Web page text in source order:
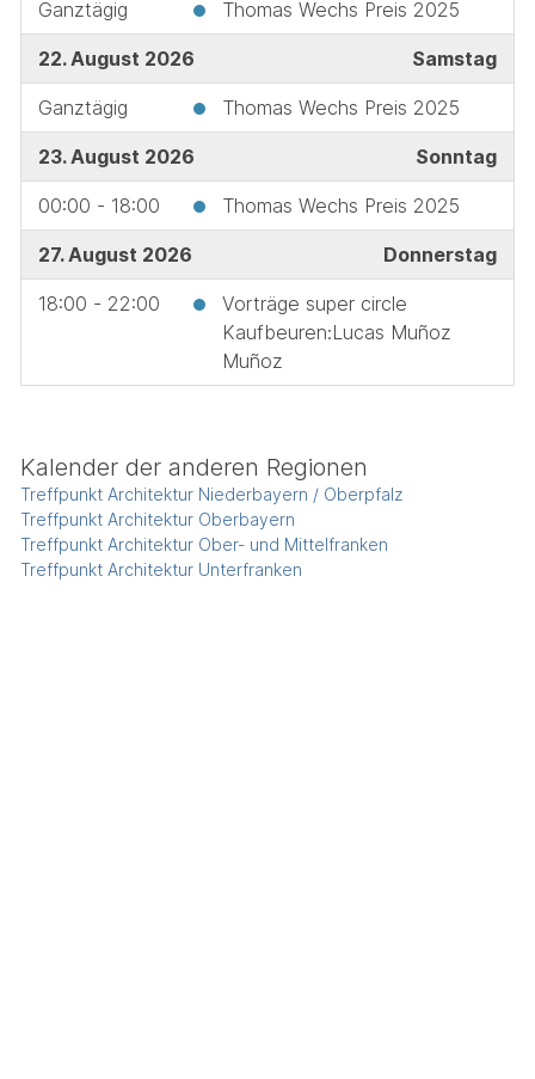
Ganztägig Thomas Wechs Preis 2025
22. August 2026 Samstag
Ganztägig Thomas Wechs Preis 2025
23. August 2026 Sonntag
00:00 - 18:00 Thomas Wechs Preis 2025
27. August 2026 Donnerstag
18:00 - 22:00
Vorträge super circle
Kaufbeuren:Lucas Muñoz
Muñoz
Kalender der anderen Regionen
Treffpunkt Architektur Niederbayern / Oberpfalz
Treffpunkt Architektur Oberbayern
Treffpunkt Architektur Ober- und Mittelfranken
Treffpunkt Architektur Unterfranken